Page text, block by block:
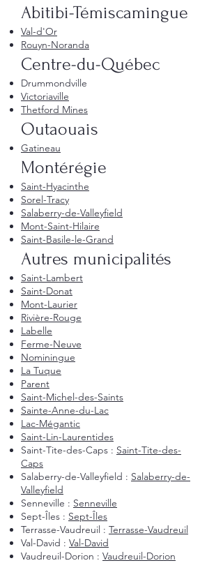
Abitibi-Témiscamingue
Val-d'Or
Rouyn-Noranda
Centre-du-Québec
Drummondville
Victoriaville
Thetford Mines
Outaouais
Gatineau
Montérégie
Saint-Hyacinthe
Sorel-Tracy
Salaberry-de-Valleyfield
Mont-Saint-Hilaire
Saint-Basile-le-Grand
Autres municipalités
Saint-Lambert
Saint-Donat
Mont-Laurier
Rivière-Rouge
Labelle
Ferme-Neuve
Nominingue
La Tuque
Parent
Saint-Michel-des-Saints
Sainte-Anne-du-Lac
Lac-Mégantic
Saint-Lin-Laurentides
Saint-Tite-des-Caps : Saint-Tite-des-
Caps
Salaberry-de-Valleyfield : Salaberry-de-
Valleyfield
Senneville : Senneville
Sept-Îles : Sept-Îles
Terrasse-Vaudreuil : Terrasse-Vaudreuil
Val-David : Val-David
Vaudreuil-Dorion : Vaudreuil-Dorion